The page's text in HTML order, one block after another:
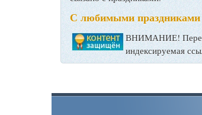
С любимыми праздниками
ВНИМАНИЕ!
индексируемая